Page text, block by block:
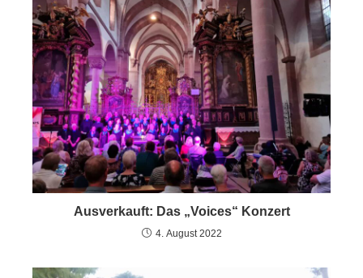
Ausverkauft: Das „Voices“ Konzert
4. August 2022